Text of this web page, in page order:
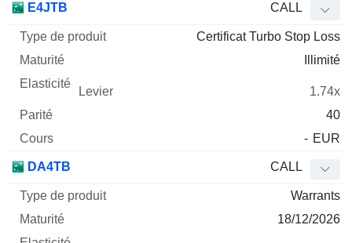
E4JTB CALL
Certificat Turbo Stop Loss
Illimité
1.74x
40
- EUR
DA4TB CALL
Warrants
18/12/2026